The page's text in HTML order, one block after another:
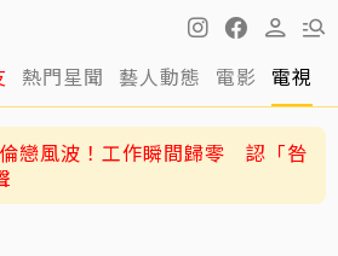
熱門星聞 藝人動態 電影 電視
AI圖片也沒了」全程黑底白
Podcast